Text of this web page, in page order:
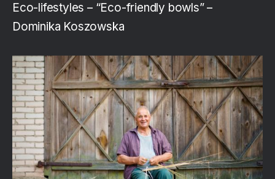
Eco-lifestyles – “Eco-friendly bowls” –
Dominika Koszowska